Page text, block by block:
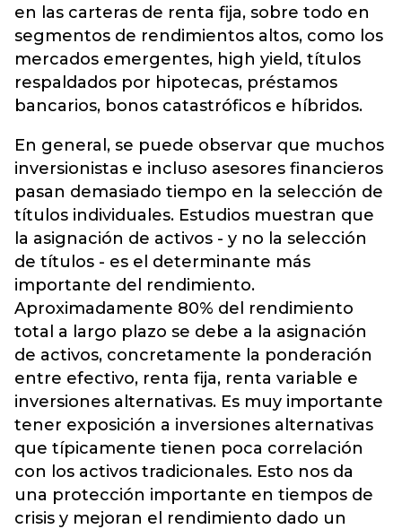
en las carteras de renta fija, sobre todo en
segmentos de rendimientos altos, como los
mercados emergentes, high yield, títulos
respaldados por hipotecas, préstamos
bancarios, bonos catastróficos e híbridos.
En general, se puede observar que muchos
inversionistas e incluso asesores financieros
pasan demasiado tiempo en la selección de
títulos individuales. Estudios muestran que
la asignación de activos - y no la selección
de títulos - es el determinante más
importante del rendimiento.
Aproximadamente 80% del rendimiento
total a largo plazo se debe a la asignación
de activos, concretamente la ponderación
entre efectivo, renta fija, renta variable e
inversiones alternativas. Es muy importante
tener exposición a inversiones alternativas
que típicamente tienen poca correlación
con los activos tradicionales. Esto nos da
una protección importante en tiempos de
crisis y mejoran el rendimiento dado un